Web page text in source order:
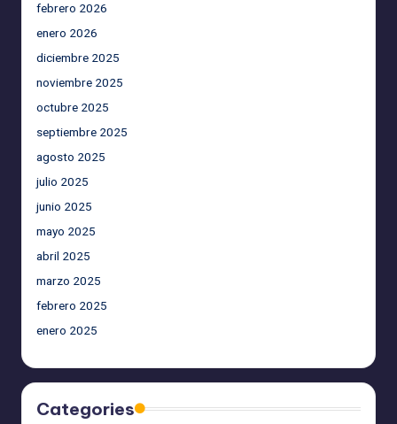
febrero 2026
enero 2026
diciembre 2025
noviembre 2025
octubre 2025
septiembre 2025
agosto 2025
julio 2025
junio 2025
mayo 2025
abril 2025
marzo 2025
febrero 2025
enero 2025
Categories